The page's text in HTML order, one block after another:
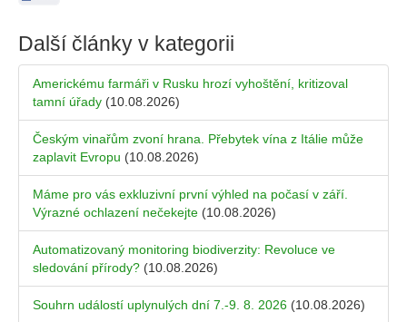
Další články v kategorii
Americkému farmáři v Rusku hrozí vyhoštění, kritizoval
tamní úřady (10.08.2026)
Českým vinařům zvoní hrana. Přebytek vína z Itálie může
zaplavit Evropu (10.08.2026)
Máme pro vás exkluzivní první výhled na počasí v září.
Výrazné ochlazení nečekejte (10.08.2026)
Automatizovaný monitoring biodiverzity: Revoluce ve
sledování přírody? (10.08.2026)
Souhrn událostí uplynulých dní 7.-9. 8. 2026 (10.08.2026)